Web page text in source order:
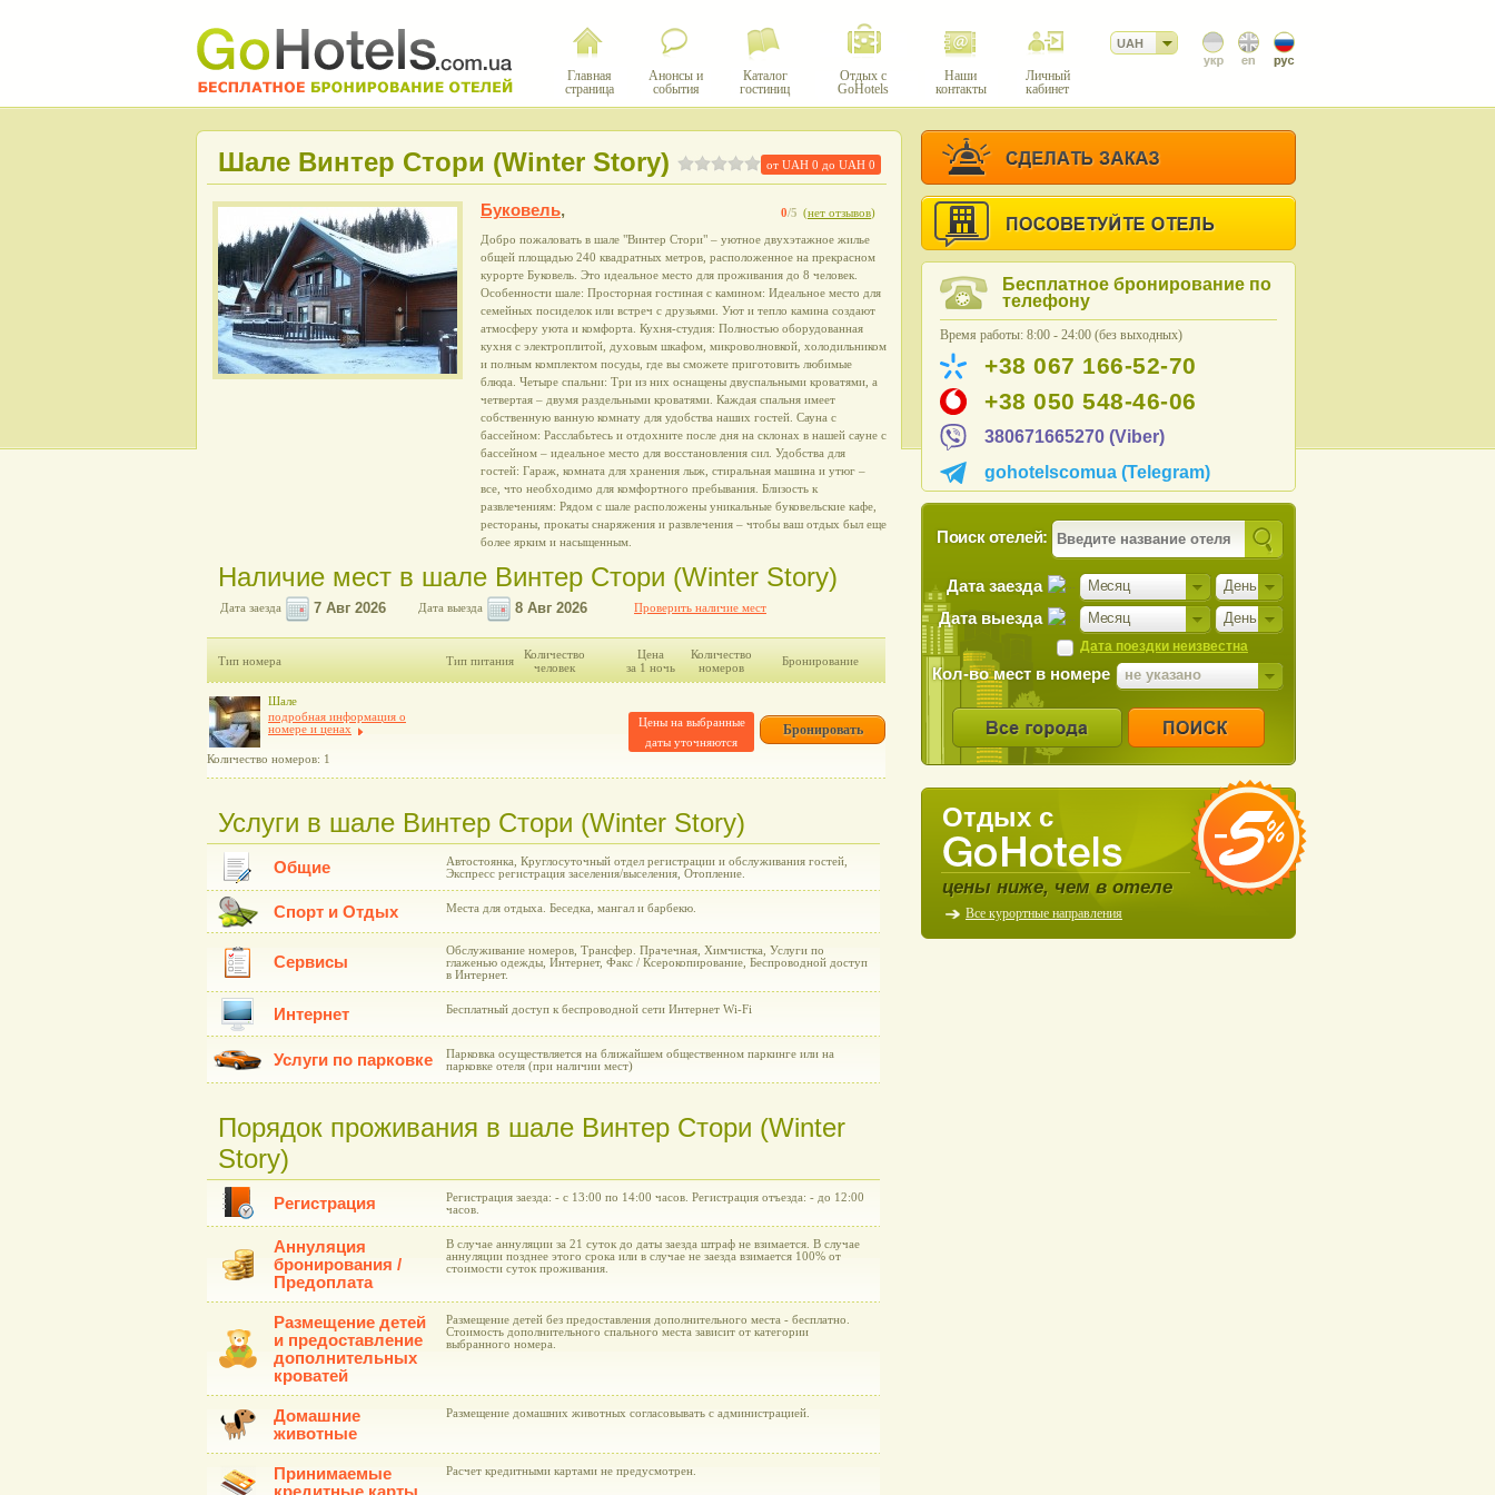
Главная
страница
Анонсы и
события
Каталог
гостиниц
Отдых с
GoHotels
Наши
контакты
Личный
кабинет
UAH
от UAH0 до UAH0
Шале Винтер Стори (Winter Story)
0/5 (нет отзывов)
Буковель,
Добро пожаловать в шале "Винтер Стори" – уютное двухэтажное жилье
общей площадью 240 квадратных метров, расположенное на прекрасном
курорте Буковель. Это идеальное место для проживания до 8 человек.
Особенности шале: Просторная гостиная с камином: Идеальное место для
семейных посиделок или встреч с друзьями. Уют и тепло камина создают
атмосферу уюта и комфорта. Кухня-студия: Полностью оборудованная
кухня с электроплитой, духовым шкафом, микроволновкой, холодильником
и полным комплектом посуды, где вы сможете приготовить любимые
блюда. Четыре спальни: Три из них оснащены двуспальными кроватями, а
четвертая – двумя раздельными кроватями. Каждая спальня имеет
собственную ванную комнату для удобства наших гостей. Сауна с
бассейном: Расслабьтесь и отдохните после дня на склонах в нашей сауне с
бассейном – идеальное место для восстановления сил. Удобства для
гостей: Гараж, комната для хранения лыж, стиральная машина и утюг –
все, что необходимо для комфортного пребывания. Близость к
развлечениям: Рядом с шале расположены уникальные буковельские кафе,
рестораны, прокаты снаряжения и развлечения – чтобы ваш отдых был еще
более ярким и насыщенным.
Наличие мест в шале Винтер Стори (Winter Story)
Дата заезда Дата выезда Проверить наличие мест
Тип номера Тип питания
Количество
человек
Цена
за 1 ночь
Количество
номеров
Бронирование
Шале
подробная информация о
номере и ценах
Количество номеров: 1
Цены на выбранные
даты уточняются
Бронировать
Услуги в шале Винтер Стори (Winter Story)
Общие
Автостоянка, Круглосуточный отдел регистрации и обслуживания гостей,
Экспресс регистрация заселения/выселения, Отопление.
Спорт и Отдых Места для отдыха. Беседка, мангал и барбекю.
Сервисы
Обслуживание номеров, Трансфер. Прачечная, Химчистка, Услуги по
глаженью одежды, Интернет, Факс / Ксерокопирование, Беспроводной доступ
в Интернет.
Интернет Бесплатный доступ к беспроводной сети Интернет Wi-Fi
Услуги по парковке
Парковка осуществляется на ближайшем общественном паркинге или на
парковке отеля (при наличии мест)
Порядок проживания в шале Винтер Стори (Winter
Story)
Регистрация
Регистрация заезда: - с 13:00 по 14:00 часов. Регистрация отъезда: - до 12:00
часов.
Аннуляция
бронирования /
Предоплата
В случае аннуляции за 21 суток до даты заезда штраф не взимается. В случае
аннуляции позднее этого срока или в случае не заезда взимается 100% от
стоимости суток проживания.
Размещение детей
и предоставление
дополнительных
кроватей
Размещение детей без предоставления дополнительного места - бесплатно.
Стоимость дополнительного спального места зависит от категории
выбранного номера.
Домашние
животные
Размещение домашних животных согласовывать с администрацией.
Принимаемые
Расчет кредитными картами не предусмотрен.
Бесплатное бронирование по
телефону
Время работы: 8:00 - 24:00 (без выходных)
+38 067 166-52-70
+38 050 548-46-06
380671665270 (Viber)
gohotelscomua (Telegram)
Поиск отелей:
Месяц День
Дата заезда
Месяц День
Дата выезда
Дата поездки неизвестна
Кол-во мест в номере не указано
Отдых с
цены ниже, чем в отеле
Все курортные направления